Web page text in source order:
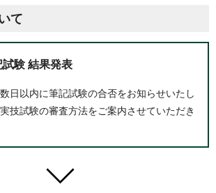
て
試験 結果発表
日以内に筆記試験の合否をお知らせいたし
技試験の審査方法をご案内させていただき